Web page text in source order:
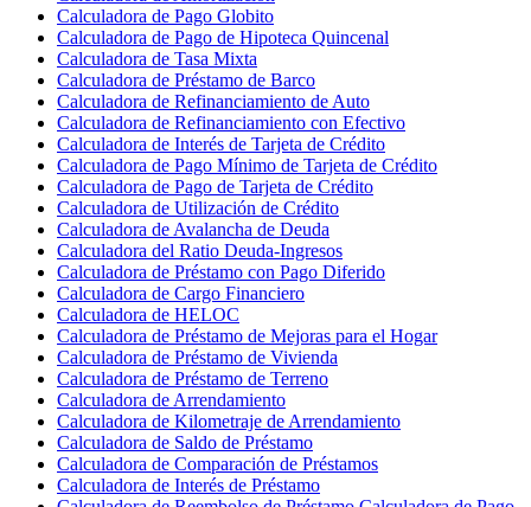
Calculadora de Pago Globito
Calculadora de Pago de Hipoteca Quincenal
Calculadora de Tasa Mixta
Calculadora de Préstamo de Barco
Calculadora de Refinanciamiento de Auto
Calculadora de Refinanciamiento con Efectivo
Calculadora de Interés de Tarjeta de Crédito
Calculadora de Pago Mínimo de Tarjeta de Crédito
Calculadora de Pago de Tarjeta de Crédito
Calculadora de Utilización de Crédito
Calculadora de Avalancha de Deuda
Calculadora del Ratio Deuda-Ingresos
Calculadora de Préstamo con Pago Diferido
Calculadora de Cargo Financiero
Calculadora de HELOC
Calculadora de Préstamo de Mejoras para el Hogar
Calculadora de Préstamo de Vivienda
Calculadora de Préstamo de Terreno
Calculadora de Arrendamiento
Calculadora de Kilometraje de Arrendamiento
Calculadora de Saldo de Préstamo
Calculadora de Comparación de Préstamos
Calculadora de Interés de Préstamo